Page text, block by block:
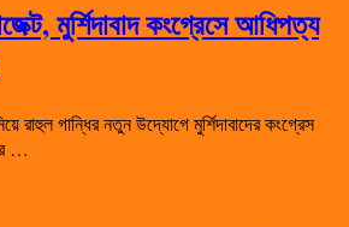
মুর্শিদাবাদ কংগ্রেসে আধিপত্য
রাহুল গান্ধির নতুন উদ্যোগে মুর্শিদাবাদের কংগ্রেস
…